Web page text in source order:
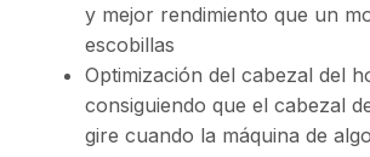
y mejor rendimiento que un
escobillas
Optimización del cabezal del
consiguiendo que el cabezal
gire cuando la máquina de